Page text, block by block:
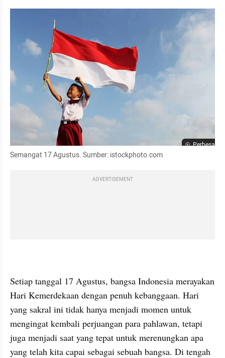
Perbesar
Semangat 17 Agustus. Sumber: istockphoto.com
ADVERTISEMENT
Setiap tanggal 17 Agustus, bangsa Indonesia merayakan
Hari Kemerdekaan dengan penuh kebanggaan. Hari
yang sakral ini tidak hanya menjadi momen untuk
mengingat kembali perjuangan para pahlawan, tetapi
juga menjadi saat yang tepat untuk merenungkan apa
yang telah kita capai sebagai sebuah bangsa. Di tengah